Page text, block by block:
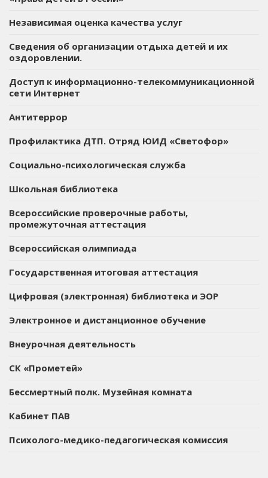
Независимая оценка качества услуг
Сведения об организации отдыха детей и их
оздоровлении.
Доступ к информационно-телекоммуникационной
сети Интернет
Антитеррор
Профилактика ДТП. Отряд ЮИД «Светофор»
Социально-психологическая служба
Школьная библиотека
Всероссийские проверочные работы,
промежуточная аттестация
Всероссийская олимпиада
Государственная итоговая аттестация
Цифровая (электронная) библиотека и ЭОР
Электронное и дистанционное обучение
Внеурочная деятельность
СК «Прометей»
Бессмертный полк. Музейная комната
Кабинет ПАВ
Психолого-медико-педагогическая комиссия